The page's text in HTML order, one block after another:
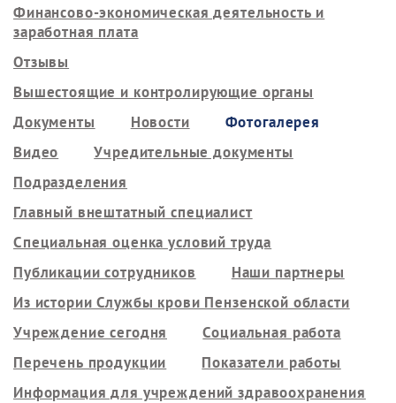
Финансово-экономическая деятельность и
заработная плата
Отзывы
Вышестоящие и контролирующие органы
Документы
Новости
Фотогалерея
Видео
Учредительные документы
Подразделения
Главный внештатный специалист
Специальная оценка условий труда
Публикации сотрудников
Наши партнеры
Из истории Службы крови Пензенской области
Учреждение сегодня
Социальная работа
Перечень продукции
Показатели работы
Информация для учреждений здравоохранения